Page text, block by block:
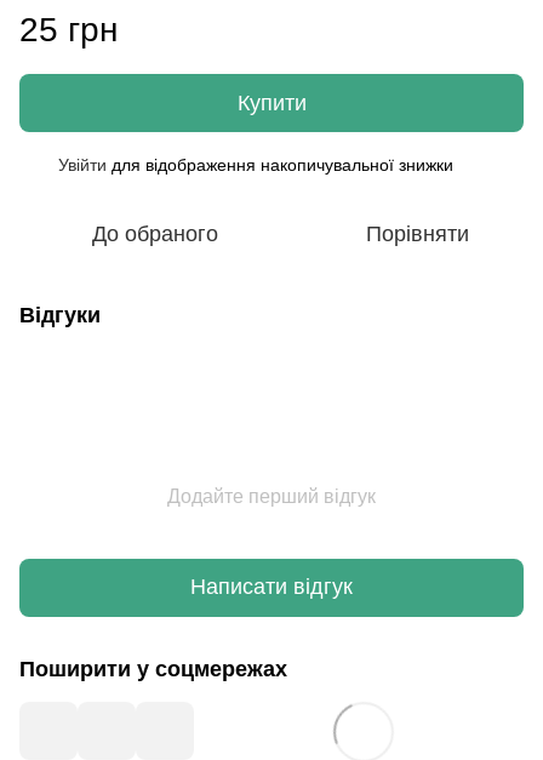
25 грн
Купити
Увійти для відображення накопичувальної знижки
До обраного Порівняти
Відгуки
Додайте перший відгук
Написати відгук
Поширити у соцмережах